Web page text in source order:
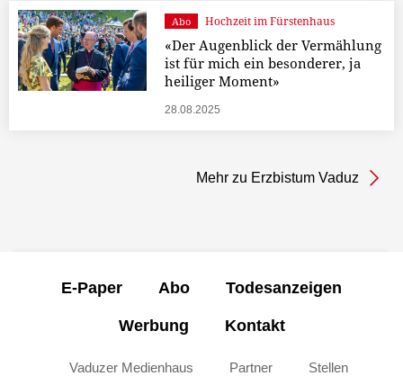
Abo Hochzeit im Fürstenhaus
«Der Augenblick der Vermählung
ist für mich ein besonderer, ja
heiliger Moment»
28.08.2025
Mehr zu Erzbistum Vaduz
E-Paper Abo Todesanzeigen
Werbung Kontakt
Vaduzer Medienhaus Partner Stellen